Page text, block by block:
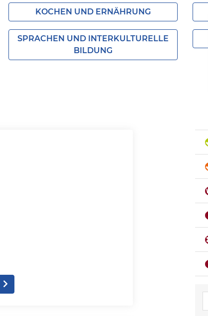
KOCHEN UND ERNÄHRUNG
SPRACHEN UND INTERKULTURELLE
BILDUNG